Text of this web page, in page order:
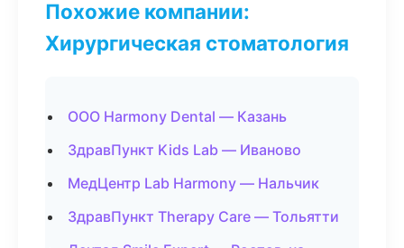
Похожие компании:
Хирургическая стоматология
ООО Harmony Dental — Казань
ЗдравПункт Kids Lab — Иваново
МедЦентр Lab Harmony — Нальчик
ЗдравПункт Therapy Care — Тольятти